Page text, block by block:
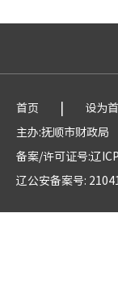
首页 | 设为
主办:抚顺市财政局
备案/许可证号:辽
辽公安备案号: